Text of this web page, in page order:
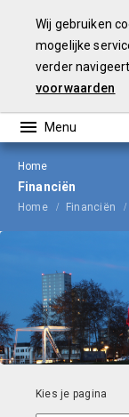
Wij gebruiken
mogelijke
verder
voorwaarden
Home
Financiën
Home Financiën